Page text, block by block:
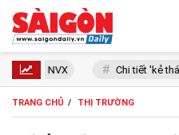
Chi tiết 'kẻ thách thức' Honda Vision
TRANG CHỦ THỊ TRƯỜNG